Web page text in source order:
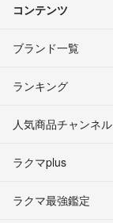
コンテンツ
ブランド一覧
ランキング
人気商品チャンネル
ラクマplus
ラクマ最強鑑定